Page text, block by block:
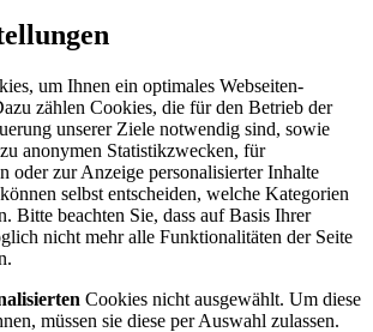
um Ihnen ein optimales Webseiten-
zählen Cookies, die für den Betrieb der
unserer Ziele notwendig sind, sowie
anonymen Statistikzwecken, für
oder zur Anzeige personalisierter Inhalte
selbst entscheiden, welche Kategorien
Bitte beachten Sie, dass auf Basis Ihrer
nicht mehr alle Funktionalitäten der Seite
Cookies nicht ausgewählt. Um diese
müssen sie diese per Auswahl zulassen.